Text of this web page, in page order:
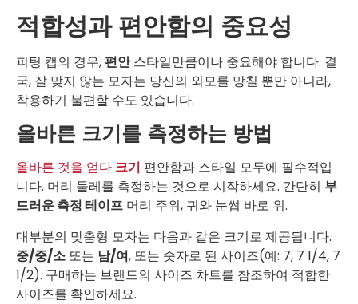
적합성과 편안함의 중요성
피팅 캡의 경우, 편안스타일만큼이나 중요해야 합니다. 결
국, 잘 맞지 않는 모자는 당신의 외모를 망칠 뿐만 아니라,
착용하기 불편할 수도 있습니다.
올바른 크기를 측정하는 방법
올바른 것을 얻다 크기 편안함과 스타일 모두에 필수적입
니다. 머리 둘레를 측정하는 것으로 시작하세요. 간단히 부
드러운 측정 테이프 머리 주위, 귀와 눈썹 바로 위.
대부분의 맞춤형 모자는 다음과 같은 크기로 제공됩니다.
중/중/소 또는 남/여, 또는 숫자로 된 사이즈(예: 7, 7 1/4, 7
1/2). 구매하는 브랜드의 사이즈 차트를 참조하여 적합한
사이즈를 확인하세요.